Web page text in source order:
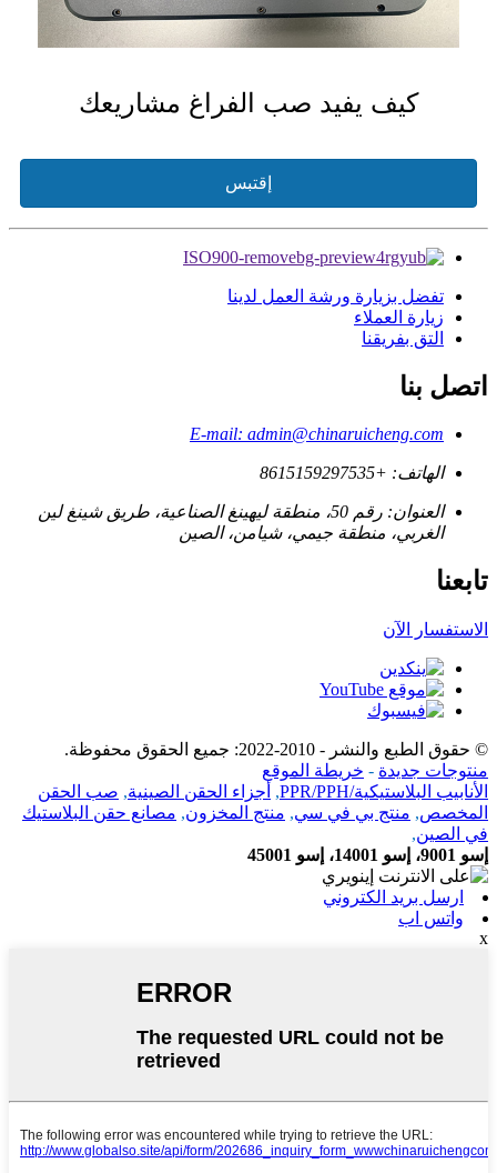
كيف يفيد صب الفراغ مشاريعك
إقتبس
تفضل بزيارة ورشة العمل لدينا
زيارة العملاء
التق بفريقنا
اتصل بنا
E-mail: admin@chinaruicheng.com
الهاتف: +8615159297535
العنوان: رقم 50، منطقة ليهينغ الصناعية، طريق شينغ لين
الغربي، منطقة جيمي، شيامن، الصين
تابعنا
الاستفسار الآن
© حقوق الطبع والنشر - 2010-2022: جميع الحقوق محفوظة.
منتوجات جديدة - خريطة الموقع
الأنابيب البلاستيكية/PPR/PPH
, أجزاء الحقن الصينية, صب الحقن
المخصص, منتج بي في سي, منتج المخزون, مصانع حقن البلاستيك
في الصين,
إسو 9001، إسو 14001، إسو 45001
ارسل بريد الكتروني
واتس اب
x